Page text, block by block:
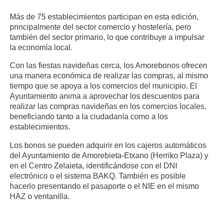
Más de 75 establecimientos participan en esta edición,
principalmente del sector comercio y hostelería, pero
también del sector primario, lo que contribuye a impulsar
la economía local.
Con las fiestas navideñas cerca, los Amorebonos ofrecen
una manera económica de realizar las compras, al mismo
tiempo que se apoya a los comercios del municipio. El
Ayuntamiento anima a aprovechar los descuentos para
realizar las compras navideñas en los comercios locales,
beneficiando tanto a la ciudadanía como a los
establecimientos.
Los bonos se pueden adquirir en los cajeros automáticos
del Ayuntamiento de Amorebieta-Etxano (Herriko Plaza) y
en el Centro Zelaieta, identificándose con el DNI
electrónico o el sistema BAKQ. También es posible
hacerlo presentando el pasaporte o el NIE en el mismo
HAZ o ventanilla.